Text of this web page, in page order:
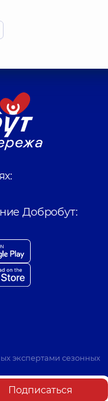
Добробут:
экспертами сезонных
Подписаться